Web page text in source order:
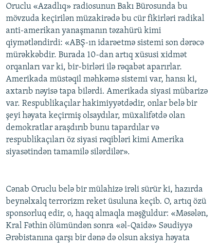
Oruclu «Azadlıq» radiosunun Bakı Bürosunda bu
mövzuda keçirilən müzakirədə bu cür fikirləri radikal
anti-amerikan yanaşmanın təzahürü kimi
qiymətləndirdi: «ABŞ-ın idarəetmə sistemi son dərəcə
mürəkkəbdir. Burada 10-dan artıq xüsusi xidmət
orqanları var ki, bir-birləri ilə rəqabət aparırlar.
Amerikada müstəqil məhkəmə sistemi var, hansı ki,
axtarıb nəyisə tapa bilərdi. Amerikada siyasi mübarizə
var. Respublikaçılar hakimiyyətdədir, onlar belə bir
şeyi həyata keçirmiş olsaydılar, müxalifətdə olan
demokratlar araşdırıb bunu tapardılar və
respublikaçıları öz siyasi rəqibləri kimi Amerika
siyasətindən tamamilə silərdilər».
Cənab Oruclu belə bir mülahizə irəli sürür ki, hazırda
beynəlxalq terrorizm reket üsuluna keçib. O, artıq özü
sponsorluq edir, o, haqq almaqla məşğuldur: «Məsələn,
Kral Fəthin ölümündən sonra «əl-Qaidə» Səudiyyə
Ərəbistanına qarşı bir dənə də olsun aksiya həyata